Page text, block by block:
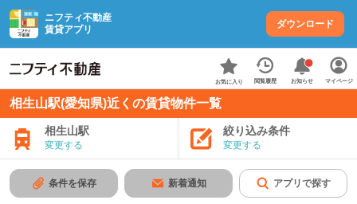
ニフティ不動産
賃貸アプリ
ダウンロード
お気に入り 閲覧履歴 お知らせ マイページ
相生山駅(愛知県)近くの賃貸物件一覧
相生山駅
変更する
絞り込み条件
変更する
条件を保存 新着通知 アプリで探す